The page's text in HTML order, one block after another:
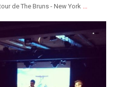
de The Bruns - New York ...
Jan 25